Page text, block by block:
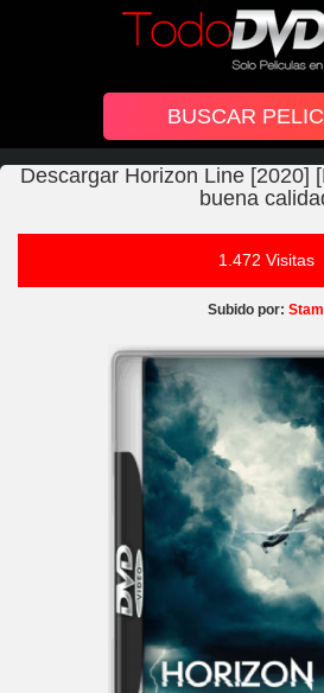
Descargar Horizon Line [2020]
buena
1.472 Visitas
Subido por: Stam